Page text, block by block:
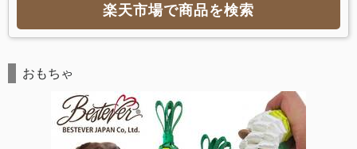
楽天市場で商品を検索
おもちゃ